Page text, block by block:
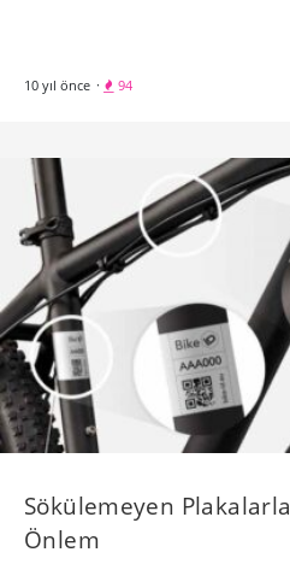
10 yıl önce · 94
Sökülemeyen Plakalarla
Önlem